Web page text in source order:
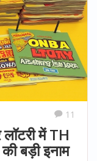
11
में TH
बड़ी इनाम